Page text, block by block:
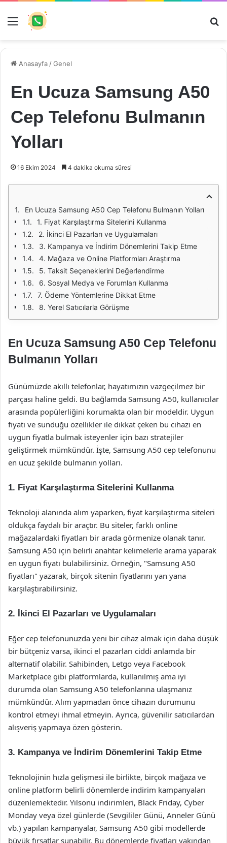
Menü
Anasayfa /Genel
En Ucuza Samsung A50
Cep Telefonu Bulmanın
Yolları
16 Ekim 2024 4 dakika okuma süresi
En Ucuza Samsung A50 Cep Telefonu Bulmanın Yolları
1. Fiyat Karşılaştırma Sitelerini Kullanma
2. İkinci El Pazarları ve Uygulamaları
3. Kampanya ve İndirim Dönemlerini Takip Etme
4. Mağaza ve Online Platformları Araştırma
5. Taksit Seçeneklerini Değerlendirme
6. Sosyal Medya ve Forumları Kullanma
7. Ödeme Yöntemlerine Dikkat Etme
8. Yerel Satıcılarla Görüşme
En Ucuza Samsung A50 Cep Telefonu
Bulmanın Yolları
Günümüzde akıllı telefonlar, hayatımızın vazgeçilmez bir
parçası haline geldi. Bu bağlamda Samsung A50, kullanıcılar
arasında popülerliğini korumakta olan bir modeldir. Uygun
fiyatı ve sunduğu özellikler ile dikkat çeken bu cihazı en
uygun fiyatla bulmak isteyenler için bazı stratejiler
geliştirmek mümkündür. İşte, Samsung A50 cep telefonunu
en ucuz şekilde bulmanın yolları.
1. Fiyat Karşılaştırma Sitelerini Kullanma
Teknoloji alanında alım yaparken, fiyat karşılaştırma siteleri
oldukça faydalı bir araçtır. Bu siteler, farklı online
mağazalardaki fiyatları bir arada görmenize olanak tanır.
Samsung A50 için belirli anahtar kelimelerle arama yaparak
en uygun fiyatı bulabilirsiniz. Örneğin, "Samsung A50
fiyatları" yazarak, birçok sitenin fiyatlarını yan yana
karşılaştırabilirsiniz.
2. İkinci El Pazarları ve Uygulamaları
Eğer cep telefonunuzda yeni bir cihaz almak için daha düşük
bir bütçeniz varsa, ikinci el pazarları ciddi anlamda bir
alternatif olabilir. Sahibinden, Letgo veya Facebook
Marketplace gibi platformlarda, kullanılmış ama iyi
durumda olan Samsung A50 telefonlarına ulaşmanız
mümkündür. Alım yapmadan önce cihazın durumunu
kontrol etmeyi ihmal etmeyin. Ayrıca, güvenilir satıcılardan
alışveriş yapmaya özen gösterin.
3. Kampanya ve İndirim Dönemlerini Takip Etme
Teknolojinin hızla gelişmesi ile birlikte, birçok mağaza ve
online platform belirli dönemlerde indirim kampanyaları
düzenlemektedir. Yılsonu indirimleri, Black Friday, Cyber
Monday veya özel günlerde (Sevgililer Günü, Anneler Günü
vb.) yapılan kampanyalar, Samsung A50 gibi modellerde
büyük fırsatlar sunabilir. Bu dönemlerde fiyatları yakından